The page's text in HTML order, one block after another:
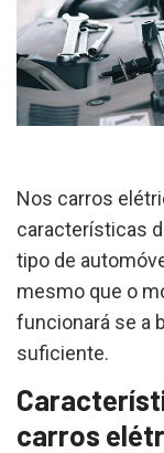
Nos carros
características
tipo de
mesmo que o
funcionará se a
suficiente.
carros